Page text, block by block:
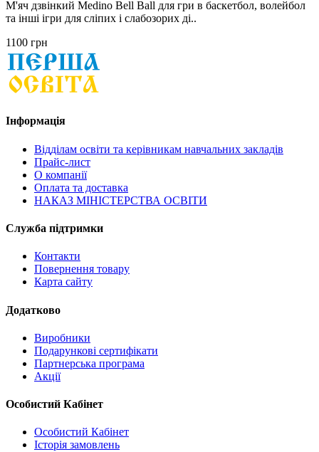
М'яч дзвінкий Medino Bell Ball для гри в баскетбол, волейбол
та інші ігри для сліпих і слабозорих ді..
1100 грн
Інформація
Відділам освіти та керівникам навчальних закладів
Прайс-лист
О компанії
Оплата та доставка
НАКАЗ МІНІСТЕРСТВА ОСВІТИ
Служба підтримки
Контакти
Повернення товару
Карта сайту
Додатково
Виробники
Подарункові сертифікати
Партнерська програма
Акції
Особистий Кабінет
Особистий Кабінет
Історія замовлень